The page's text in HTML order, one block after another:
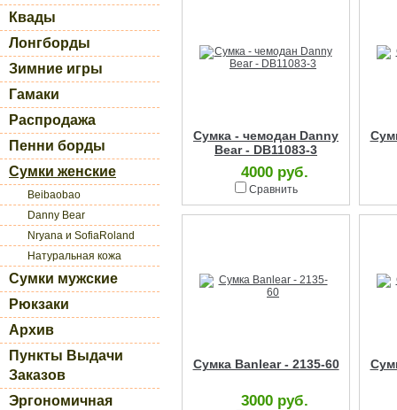
Квады
Лонгборды
Зимние игры
Гамаки
Распродажа
Пенни борды
Сумки женские
Beibaobao
Danny Bear
Nryana и SofiaRoland
Натуральная кожа
Сумки мужские
Рюкзаки
Архив
Пункты Выдачи
Заказов
Эргономичная
Сумка - чемодан Danny
Bear - DB11083-3
4000 руб.
Сравнить
Сумка Banlear - 2135-60
3000 руб.